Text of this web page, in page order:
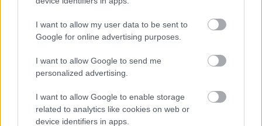
I want to allow my user data to be sent to
Google for online advertising purposes.
I want to allow Google to send me
personalized advertising.
I want to allow Google to enable storage
related to analytics like cookies on web or
device identifiers in apps.
22:15 Premier League, Manchester City - Brighton
Spíler 2
10:00 La Liga (ism.)